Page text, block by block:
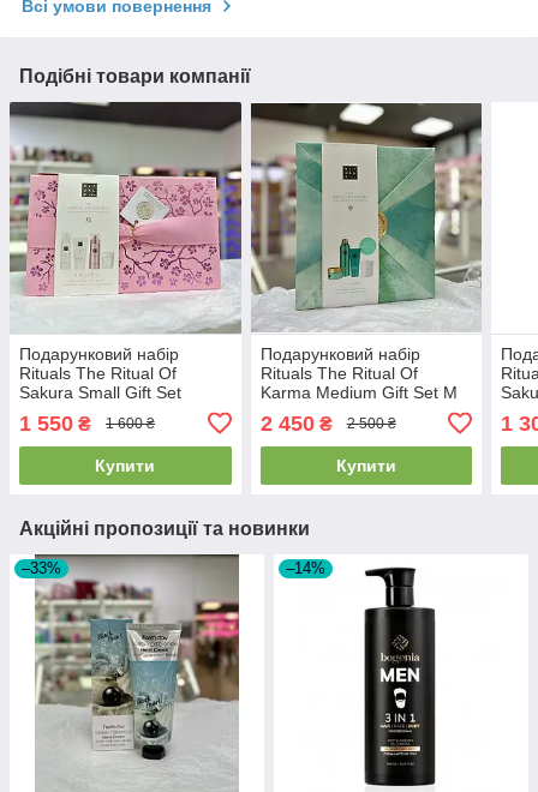
Всі умови повернення
Подібні товари компанії
Подарунковий набір
Rituals The Ritual Of
Sakura Small Gift Set
1 550 ₴ 1 600 ₴
Купити
Подарунковий набір
Rituals The Ritual Of
Karma Medium Gift Set M
2 450₴ 2 500 ₴
Купити
1
Акційні пропозиції та новинки
–33% –14%